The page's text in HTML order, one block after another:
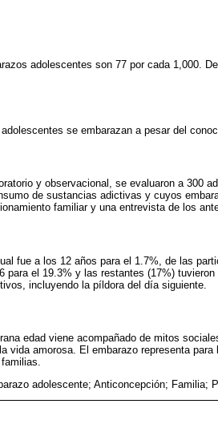
adolescentes son 77 por cada 1,000.
se embarazan a pesar del
y observacional, se evaluaron a 300
de sustancias adictivas y cuyos
familiar y una entrevista de los
fue a los 12 años para el 1.7%, de las
para el 19.3% y las restantes (17%)
incluyendo la píldora del día siguiente.
edad viene acompañado de mitos
vida amorosa. El embarazo representa
adolescente; Anticoncepción; Familia;